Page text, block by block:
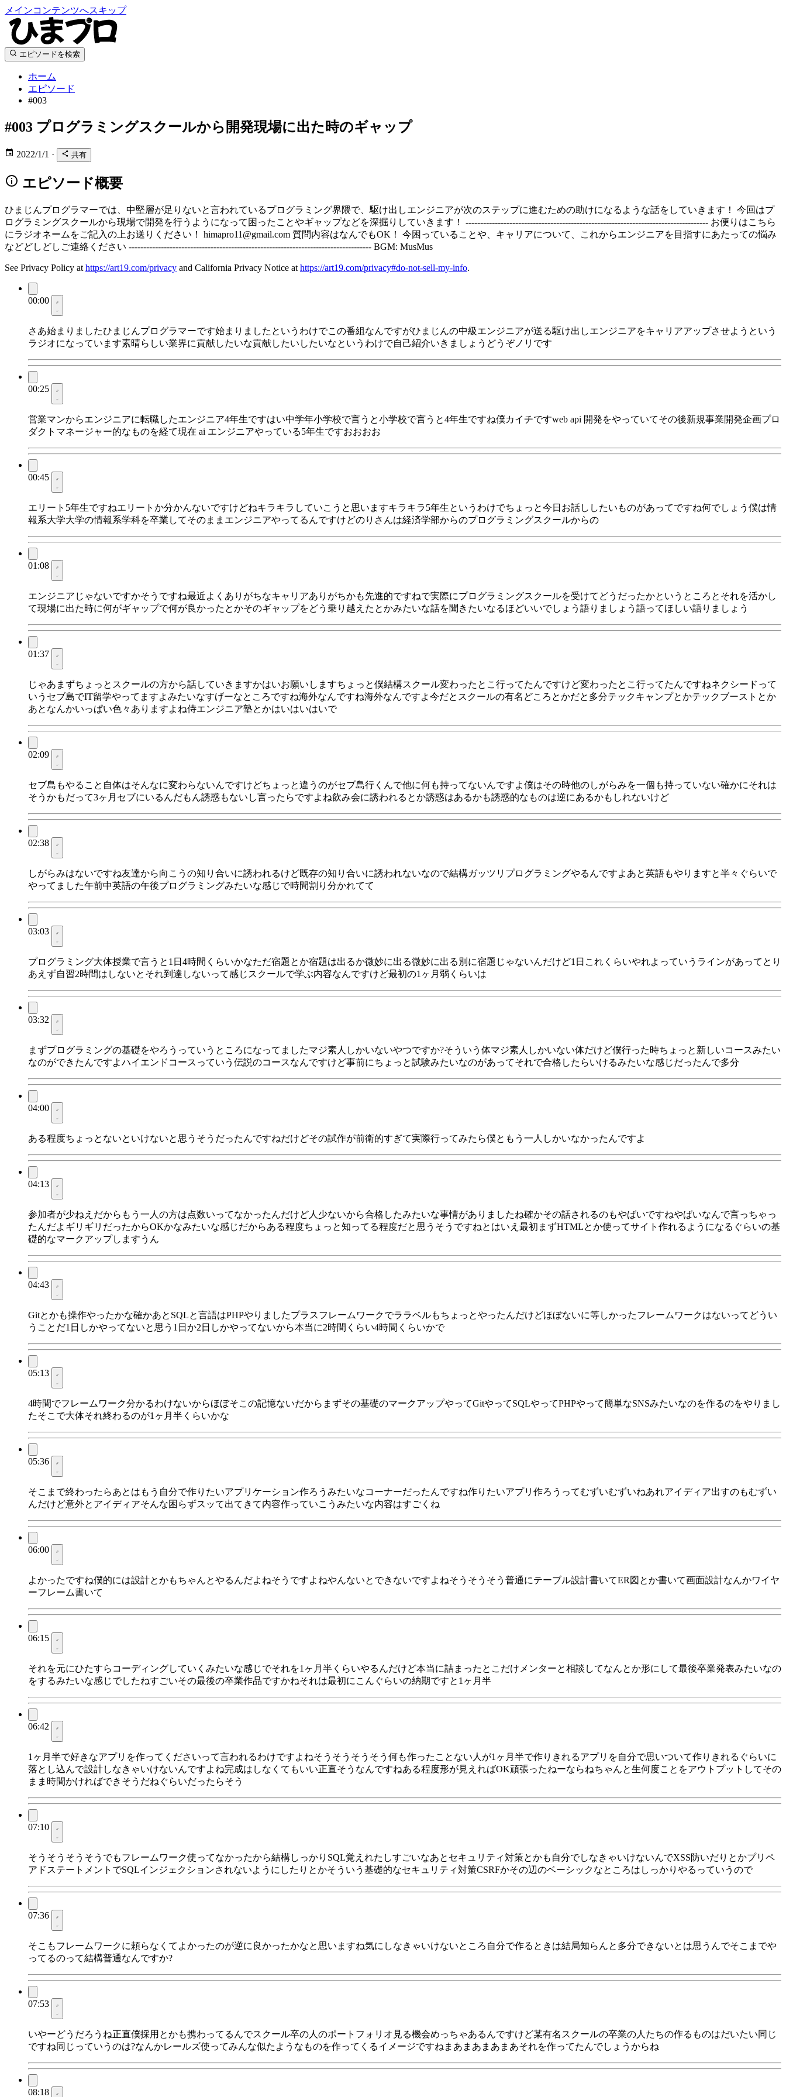
メインコンテンツへスキップ
エピソードを検索
ホーム
エピソード
#003
#003 プログラミングスクールから開発現場に出た時のギャップ
2022/1/1 · 共有
エピソード概要
ひまじんプログラマーでは、中堅層が足りないと言われているプログラミング界隈で、駆け出しエンジニアが次のステップに進むための助けになるような話をしていきます！ 今回はプ
ログラミングスクールから現場で開発を行うようになって困ったことやギャップなどを深掘りしていきます！ ----------------------------------------------------------------------------------- お便りはこちら
にラジオネームをご記入の上お送りください！ himapro11@gmail.com 質問内容はなんでもOK！ 今困っていることや、キャリアについて、これからエンジニアを目指すにあたっての悩み
などどしどしご連絡ください ----------------------------------------------------------------------------------- BGM: MusMus
See Privacy Policy at https://art19.com/privacy and California Privacy Notice at https://art19.com/privacy#do-not-sell-my-info.
00:00
さあ始まりましたひまじんプログラマーです始まりましたというわけでこの番組なんですがひまじんの中級エンジニアが送る駆け出しエンジニアをキャリアアップさせようという
ラジオになっています素晴らしい業界に貢献したいな貢献したいしたいなというわけで自己紹介いきましょうどうぞノリです
00:25
営業マンからエンジニアに転職したエンジニア4年生ですはい中学年小学校で言うと小学校で言うと4年生ですね僕カイチですweb api 開発をやっていてその後新規事業開発企画プロ
ダクトマネージャー的なものを経て現在 ai エンジニアやっている5年生ですおおおお
00:45
エリート5年生ですねエリートか分かんないですけどねキラキラしていこうと思いますキラキラ5年生というわけでちょっと今日お話ししたいものがあってですね何でしょう僕は情
報系大学大学の情報系学科を卒業してそのままエンジニアやってるんですけどのりさんは経済学部からのプログラミングスクールからの
01:08
エンジニアじゃないですかそうですね最近よくありがちなキャリアありがちかも先進的ですねで実際にプログラミングスクールを受けてどうだったかというところとそれを活かし
て現場に出た時に何がギャップで何が良かったとかそのギャップをどう乗り越えたとかみたいな話を聞きたいなるほどいいでしょう語りましょう語ってほしい語りましょう
01:37
じゃあまずちょっとスクールの方から話していきますかはいお願いしますちょっと僕結構スクール変わったとこ行ってたんですけど変わったとこ行ってたんですねネクシードって
いうセブ島でIT留学やってますよみたいなすげーなところですね海外なんですね海外なんですよ今だとスクールの有名どころとかだと多分テックキャンプとかテックブーストとか
あとなんかいっぱい色々ありますよね侍エンジニア塾とかはいはいはいで
02:09
セブ島もやること自体はそんなに変わらないんですけどちょっと違うのがセブ島行くんで他に何も持ってないんですよ僕はその時他のしがらみを一個も持っていない確かにそれは
そうかもだって3ヶ月セブにいるんだもん誘惑もないし言ったらですよね飲み会に誘われるとか誘惑はあるかも誘惑的なものは逆にあるかもしれないけど
02:38
しがらみはないですね友達から向こうの知り合いに誘われるけど既存の知り合いに誘われないなので結構ガッツリプログラミングやるんですよあと英語もやりますと半々ぐらいで
やってました午前中英語の午後プログラミングみたいな感じで時間割り分かれてて
03:03
プログラミング大体授業で言うと1日4時間くらいかなただ宿題とか宿題は出るか微妙に出る微妙に出る別に宿題じゃないんだけど1日これくらいやれよっていうラインがあってとり
あえず自習2時間はしないとそれ到達しないって感じスクールで学ぶ内容なんですけど最初の1ヶ月弱くらいは
03:32
まずプログラミングの基礎をやろうっていうところになってましたマジ素人しかいないやつですか?そういう体マジ素人しかいない体だけど僕行った時ちょっと新しいコースみたい
なのができたんですよハイエンドコースっていう伝説のコースなんですけど事前にちょっと試験みたいなのがあってそれで合格したらいけるみたいな感じだったんで多分
04:00
ある程度ちょっとないといけないと思うそうだったんですねだけどその試作が前衛的すぎて実際行ってみたら僕ともう一人しかいなかったんですよ
04:13
参加者が少ねえだからもう一人の方は点数いってなかったんだけど人少ないから合格したみたいな事情がありましたね確かその話されるのもやばいですねやばいなんで言っちゃっ
たんだよギリギリだったからOKかなみたいな感じだからある程度ちょっと知ってる程度だと思うそうですねとはいえ最初まずHTMLとか使ってサイト作れるようになるぐらいの基
礎的なマークアップしますうん
04:43
Gitとかも操作やったかな確かあとSQLと言語はPHPやりましたプラスフレームワークでララベルもちょっとやったんだけどほぼないに等しかったフレームワークはないってどうい
うことだ1日しかやってないと思う1日か2日しかやってないから本当に2時間くらい4時間くらいかで
05:13
4時間でフレームワーク分かるわけないからほぼそこの記憶ないだからまずその基礎のマークアップやってGitやってSQLやってPHPやって簡単なSNSみたいなのを作るのをやりまし
たそこで大体それ終わるのが1ヶ月半くらいかな
05:36
そこまで終わったらあとはもう自分で作りたいアプリケーション作ろうみたいなコーナーだったんですね作りたいアプリ作ろうってむずいむずいねあれアイディア出すのもむずい
んだけど意外とアイディアそんな困らずスッて出てきて内容作っていこうみたいな内容はすごくね
06:00
よかったですね僕的には設計とかもちゃんとやるんだよねそうですよねやんないとできないですよねそうそうそう普通にテーブル設計書いてER図とか書いて画面設計なんかワイヤ
ーフレーム書いて
06:15
それを元にひたすらコーディングしていくみたいな感じでそれを1ヶ月半くらいやるんだけど本当に詰まったとこだけメンターと相談してなんとか形にして最後卒業発表みたいなの
をするみたいな感じでしたねすごいその最後の卒業作品ですかねそれは最初にこんぐらいの納期ですと1ヶ月半
06:42
1ヶ月半で好きなアプリを作ってくださいって言われるわけですよねそうそうそうそう何も作ったことない人が1ヶ月半で作りきれるアプリを自分で思いついて作りきれるぐらいに
落とし込んで設計しなきゃいけないんですよね完成はしなくてもいい正直そうなんですねある程度形が見えればOK頑張ったねーならねちゃんと生何度ことをアウトプットしてその
まま時間かければできそうだねぐらいだったらそう
07:10
そうそうそうそうでもフレームワーク使ってなかったから結構しっかりSQL覚えれたしすごいなあとセキュリティ対策とかも自分でしなきゃいけないんでXSS防いだりとかプリペ
アドステートメントでSQLインジェクションされないようにしたりとかそういう基礎的なセキュリティ対策CSRFかその辺のベーシックなところはしっかりやるっていうので
07:36
そこもフレームワークに頼らなくてよかったのが逆に良かったかなと思いますね気にしなきゃいけないところ自分で作るときは結局知らんと多分できないとは思うんでそこまでや
ってるのって結構普通なんですか?
07:53
いやーどうだろうね正直僕採用とかも携わってるんでスクール卒の人のポートフォリオ見る機会めっちゃあるんですけど某有名スクールの卒業の人たちの作るものはだいたい同じ
ですね同じっていうのは?なんかレールズ使ってみんな似たようなものを作ってくるイメージですねまあまあまあまあそれを作ってたんでしょうからね
08:18